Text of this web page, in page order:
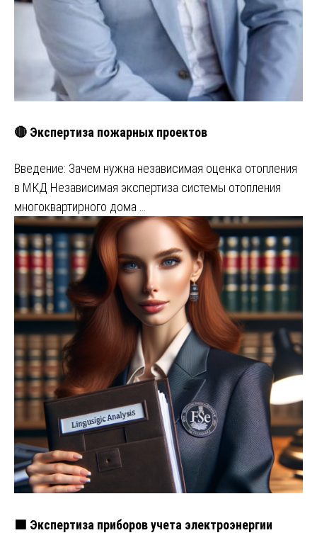
🔴 Экспертиза пожарных проектов
Введение: Зачем нужна независимая оценка отопления
в МКД Независимая экспертиза системы отопления
многоквартирного дома …
🟩 Экспертиза приборов учета электроэнергии